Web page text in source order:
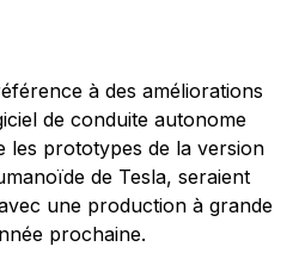
à des améliorations
de conduite autonome
les prototypes de la version
de Tesla, seraient
une production à grande
prochaine.